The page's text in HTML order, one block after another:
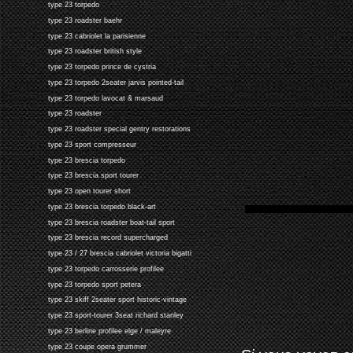
type 23 torpedo
type 23 roadster baehr
type 23 cabriolet la parisienne
type 23 roadster british style
type 23 torpedo prince de cystria
type 23 torpedo 2seater jarvis pointed-tail
type 23 torpedo lavocat & marsaud
type 23 roadster
type 23 roadster special gentry restorations
type 23 sport compresseur
type 23 brescia torpedo
type 23 brescia sport tourer
type 23 open tourer short
type 23 brescia torpedo black-art
type 23 brescia roadster boat-tail sport
type 23 brescia record supercharged
type 23 / 27 brescia cabriolet victoria bigatti
type 23 torpedo carrosserie profilee
type 23 torpedo sport petera
type 23 skiff 2seater sport historic-vintage
type 23 sport-tourer 3seat richard stanley
type 23 berline profilee elge / maleyre
type 23 coupe opera grummer